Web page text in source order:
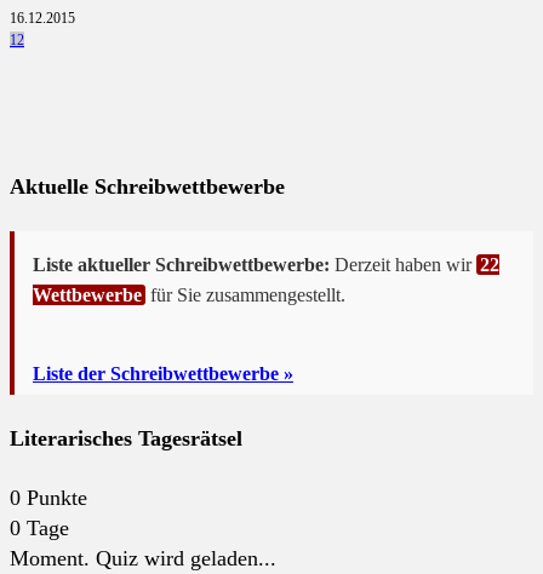
16.12.2015
12
Aktuelle Schreibwettbewerbe
Liste aktueller Schreibwettbewerbe: Derzeit haben wir 22
Wettbewerbe für Sie zusammengestellt.
Liste der Schreibwettbewerbe »
Literarisches Tagesrätsel
0 Punkte
0 Tage
Moment. Quiz wird geladen...